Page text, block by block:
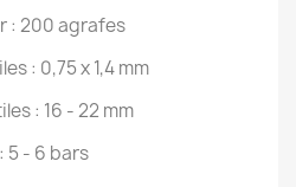
: 200 agrafes
: 0,75 x 1,4 mm
: 16 - 22 mm
5 - 6 bars